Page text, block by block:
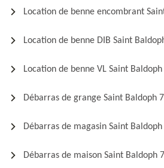
Location de benne encombrant
Location de benne DIB Saint
Location de benne VL Saint
Débarras de grange Saint Baldoph
Débarras de magasin Saint
Débarras de maison Saint Baldoph